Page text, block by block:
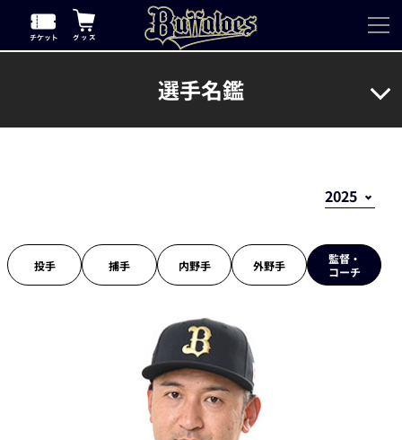
選手名鑑
投手 捕手 内野手 外野手
監督・
コーチ